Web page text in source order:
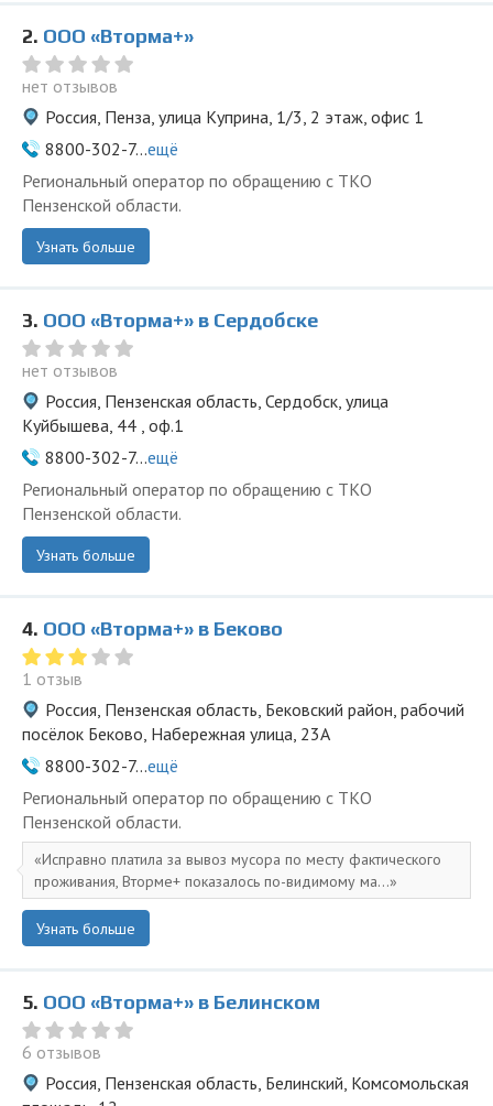
2. ООО «Вторма+»
нет отзывов
Россия, Пенза, улица Куприна, 1/3, 2 этаж, офис 1
8800-302-7...ещё
Региональный оператор по обращению с ТКО
Пензенской области.
Узнать больше
3. ООО «Вторма+» в Сердобске
нет отзывов
Россия, Пензенская область, Сердобск, улица
Куйбышева, 44 , оф.1
8800-302-7...ещё
Региональный оператор по обращению с ТКО
Пензенской области.
Узнать больше
4. ООО «Вторма+» в Беково
1 отзыв
Россия, Пензенская область, Бековский район, рабочий
посёлок Беково, Набережная улица, 23А
8800-302-7...ещё
Региональный оператор по обращению с ТКО
Пензенской области.
Исправно платила за вывоз мусора по месту фактического
проживания, Вторме+ показалось по-видимому ма...
Узнать больше
5. ООО «Вторма+» в Белинском
6 отзывов
Россия, Пензенская область, Белинский, Комсомольская